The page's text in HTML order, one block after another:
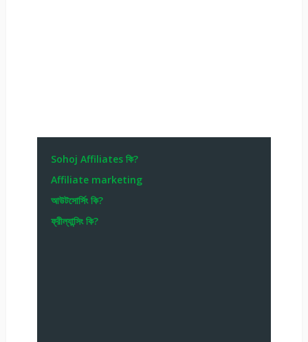
Sohoj Affiliates কি?
Affiliate marketing
আউটসোর্সিং কি?
ফ্রীল্যান্সিং কি?